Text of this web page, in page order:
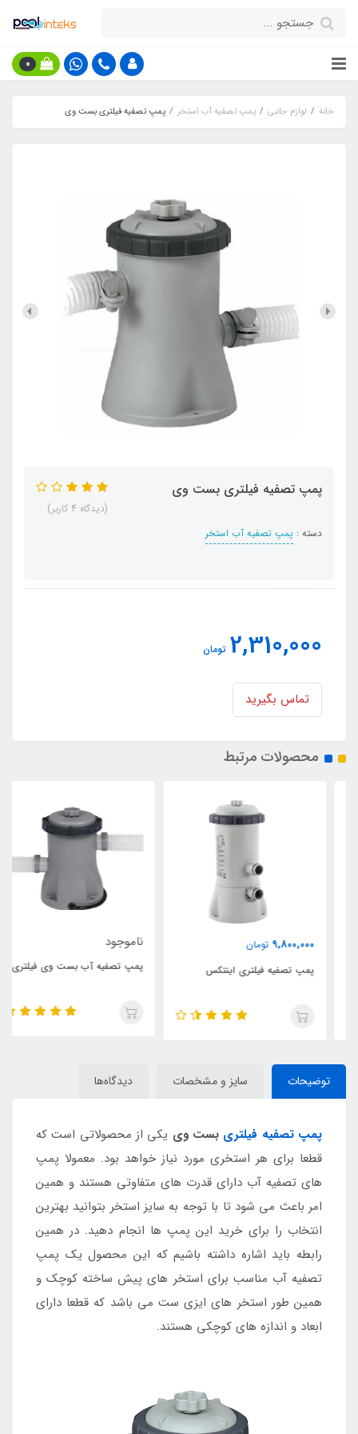
0
خانه لوازم جانبی پمپ تصفیه آب استخر پمپ تصفیه فیلتری بست وی
پمپ تصفیه فیلتری بست وی
دسته : پمپ تصفیه آب استخر
(دیدگاه 4 کاربر)
2,310,000 تومان
تماس بگیرید
محصولات مرتبط
9,800,000 تومان
پمپ تصفیه فیلتری اینتکس
ناموجود
پمپ تصفیه آب بست وی فیلتری
توضیحات سایز و مشخصات دیدگاه‌ها
پمپ تصفیه فیلتری بست وی یکی از محصولاتی است که
قطعا برای هر استخری مورد نیاز خواهد بود. معمولا پمپ
های تصفیه آب دارای قدرت های متفاوتی هستند و همین
امر باعث می شود تا با توجه به سایز استخر بتوانید بهترین
انتخاب را برای خرید این پمپ ها انجام دهید. در همین
رابطه باید اشاره داشته باشیم که این محصول یک پمپ
تصفیه آب مناسب برای استخر های پیش ساخته کوچک و
همین طور استخر های ایزی ست می باشد که قطعا دارای
ابعاد و اندازه های کوچکی هستند.